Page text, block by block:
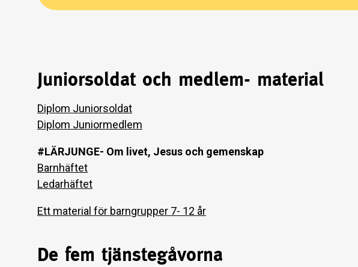
Juniorsoldat och medlem- material
Diplom Juniorsoldat
Diplom Juniormedlem
#LÄRJUNGE- Om livet, Jesus och gemenskap
Barnhäftet
Ledarhäftet
Ett material för barngrupper 7- 12 år
De fem tjänstegåvorna